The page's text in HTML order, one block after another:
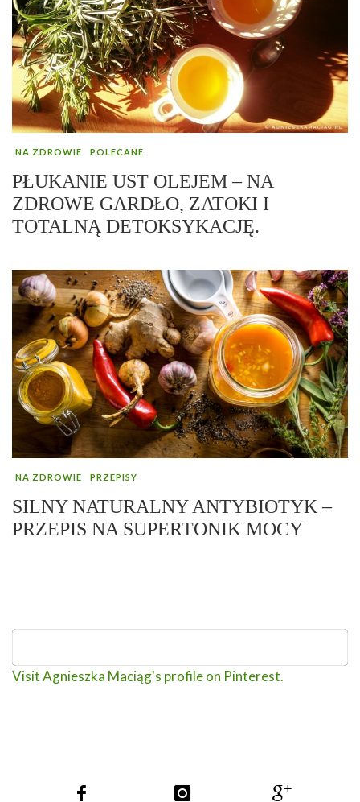
NA ZDROWIE POLECANE
PŁUKANIE UST OLEJEM – NA
ZDROWE GARDŁO, ZATOKI I
TOTALNĄ DETOKSYKACJĘ.
NA ZDROWIE PRZEPISY
SILNY NATURALNY ANTYBIOTYK –
PRZEPIS NA SUPERTONIK MOCY
Visit Agnieszka Maciąg's profile on Pinterest.